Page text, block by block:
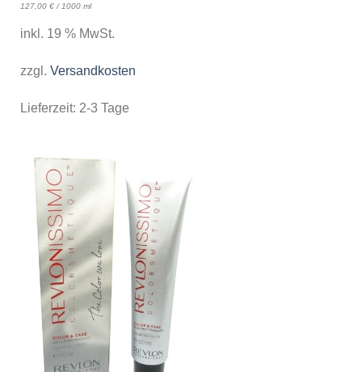
127,00 €/ 1000 ml
inkl. 19 % MwSt.
zzgl. Versandkosten
Lieferzeit: 2-3 Tage